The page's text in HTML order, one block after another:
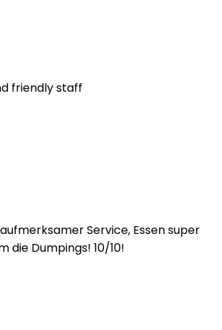
friendly staff
Service, Essen super
die Dumpings! 10/10!